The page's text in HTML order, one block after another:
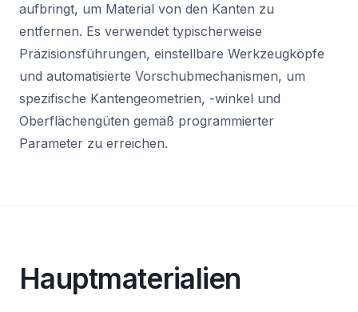
aufbringt, um Material von den Kanten zu
entfernen. Es verwendet typischerweise
Präzisionsführungen, einstellbare Werkzeugköpfe
und automatisierte Vorschubmechanismen, um
spezifische Kantengeometrien, -winkel und
Oberflächengüten gemäß programmierter
Parameter zu erreichen.
Hauptmaterialien